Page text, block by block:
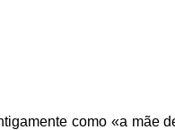
como «a mãe